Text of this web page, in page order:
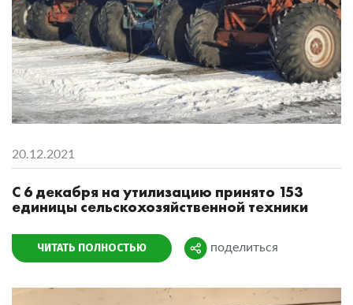
20.12.2021
С 6 декабря на утилизацию принято 153
единицы сельскохозяйственной техники
ЧИТАТЬ ПОЛНОСТЬЮ Поделиться
поделиться